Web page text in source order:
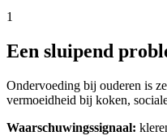
1
Een sluipend
Ondervoeding bij ouderen is
vermoeidheid bij koken,
Waarschuwingssignaal: